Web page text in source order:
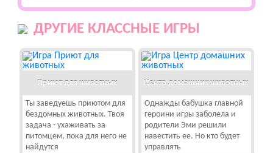
ДРУГИЕ КЛАССНЫЕ ИГРЫ
Приют для животных
Ты заведуешь приютом для
бездомных животных. Твоя
задача - ухаживать за
питомцем, пока для него не
найдутся
Центр домашних животных
Однажды бабушка главной
героини игры заболела и
родители Эми решили
навестить ее. Но кто будет
управлять